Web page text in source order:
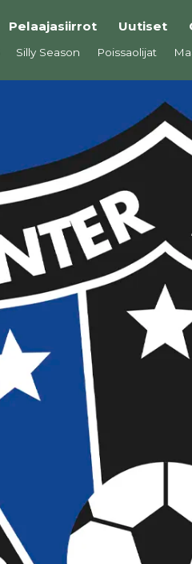
Pelaajasiirrot Uutiset
Silly Season Poissaolijat